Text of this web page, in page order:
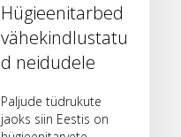
Hügieenitarbed
vähekindlustatu
d neidudele
Paljude tüdrukute
jaoks siin Eestis on